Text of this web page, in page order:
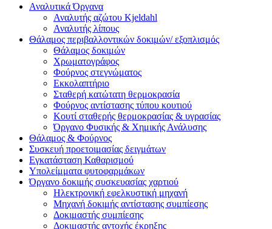
Αναλυτικά Όργανα
Αναλυτής αζώτου Kjeldahl
Αναλυτής λίπους
Θάλαμος περιβαλλοντικών δοκιμών/ εξοπλισμός
Θάλαμος δοκιμών
Χρωματογράφος
Φούρνος στεγνώματος
Εκκολαπτήριο
Σταθερή κατώτατη θερμοκρασία
Φούρνος αντίστασης τύπου κουτιού
Κουτί σταθερής θερμοκρασίας & υγρασίας
Όργανο Φυσικής & Χημικής Ανάλυσης
Θάλαμος & Φούρνος
Συσκευή προετοιμασίας δειγμάτων
Εγκατάσταση Καθαρισμού
Υπολείμματα φυτοφαρμάκων
Όργανο δοκιμής συσκευασίας χαρτιού
Ηλεκτρονική εφελκυστική μηχανή
Μηχανή δοκιμής αντίστασης συμπίεσης
Δοκιμαστής συμπίεσης
Δοκιμαστής αντοχής έκρηξης